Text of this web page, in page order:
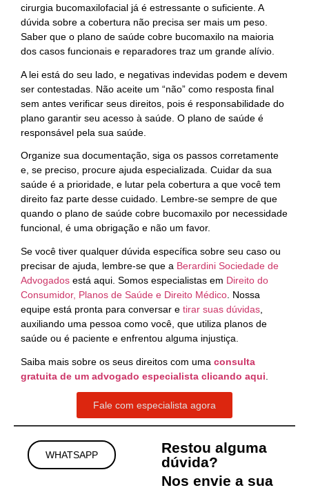
cirurgia bucomaxilofacial já é estressante o suficiente. A
dúvida sobre a cobertura não precisa ser mais um peso.
Saber que o plano de saúde cobre bucomaxilo na maioria
dos casos funcionais e reparadores traz um grande alívio.
A lei está do seu lado, e negativas indevidas podem e devem
ser contestadas. Não aceite um “não” como resposta final
sem antes verificar seus direitos, pois é responsabilidade do
plano garantir seu acesso à saúde. O plano de saúde é
responsável pela sua saúde.
Organize sua documentação, siga os passos corretamente
e, se preciso, procure ajuda especializada. Cuidar da sua
saúde é a prioridade, e lutar pela cobertura a que você tem
direito faz parte desse cuidado. Lembre-se sempre de que
quando o plano de saúde cobre bucomaxilo por necessidade
funcional, é uma obrigação e não um favor.
Se você tiver qualquer dúvida específica sobre seu caso ou
precisar de ajuda, lembre-se que a Berardini Sociedade de
Advogados está aqui. Somos especialistas em Direito do
Consumidor, Planos de Saúde e Direito Médico . Nossa
equipe está pronta para conversar e tirar suas dúvidas
auxiliando uma pessoa como você, que utiliza planos de
saúde ou é paciente e enfrentou alguma injustiça.
Saiba mais sobre os seus direitos com uma consulta
gratuita de um advogado especialista clicando aqui
Fale com especialista agora
WHATSAPP
Restou alguma
dúvida?
Nos envie a sua